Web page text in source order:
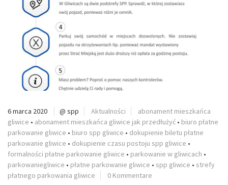
6 marca 2020 @ spp Aktualności
abonament mieszkańca
gliwice • abonament mieszkańca gliwice jak przedłużyć • biuro płatne
parkowanie gliwice • biuro spp gliwice • dokupienie biletu płatne
parkowanie gliwice • dokupienie czasu postoju spp gliwice •
formalności płatne parkowanie gliwice • parkowanie w gliwicach •
parkowaniegliwice • płatne parkowanie gliwice • spp gliwice • strefy
płatnego parkowania gliwice
0 Kommentare